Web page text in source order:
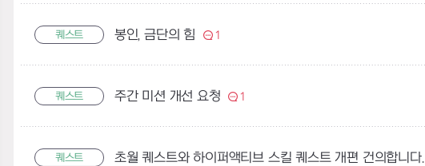
퀘스트 봉인, 금단의 힘 1
퀘스트 주간 미션 개선 요청 1
퀘스트 초월 퀘스트와 하이퍼액티브 스킬 퀘스트 개편 건의합니다.